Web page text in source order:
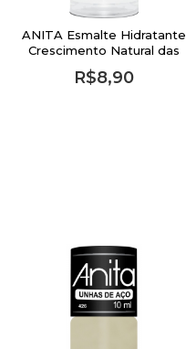
ANITA Esmalte Hidratante
Crescimento Natural das
Unhas - 10ml
R$8,90